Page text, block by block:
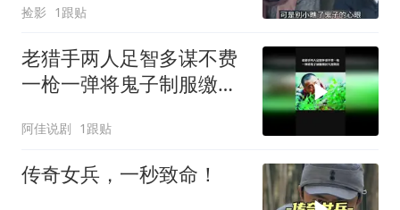
捡影 1跟贴
老猎手两人足智多谋不费
一枪一弹将鬼子制服缴获
阿佳说剧 1跟贴
传奇女兵，一秒致命！